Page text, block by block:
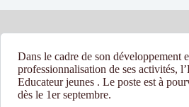
Dans le cadre de son développement
professionnalisation de ses activités,
Educateur jeunes . Le poste est à
dès le 1er septembre.